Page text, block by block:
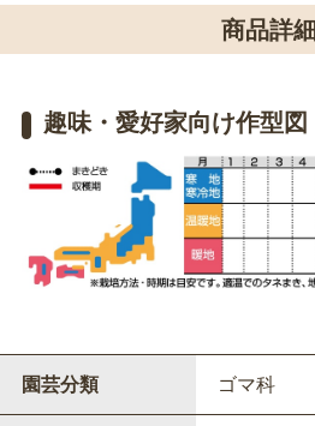
商品詳細
趣味・愛好家向け作型図
園芸分類 ゴマ科